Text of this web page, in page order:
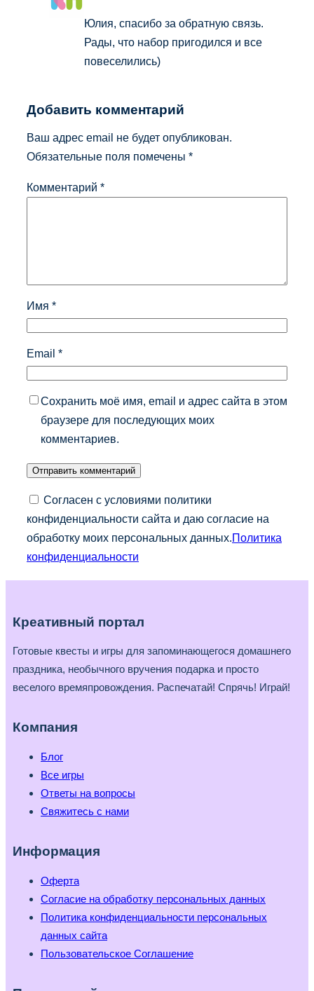
Юлия, спасибо за обратную связь.
Рады, что набор пригодился и все
повеселились)
Добавить комментарий
Ваш адрес email не будет опубликован.
Обязательные поля помечены *
Комментарий *
Имя *
Email *
Сохранить моё имя, email и адрес сайта в этом
браузере для последующих моих
комментариев.
Согласен с условиями политики
конфиденциальности сайта и даю согласие на
обработку моих персональных данных.Политика
конфиденциальности
Креативный портал
Готовые квесты и игры для запоминающегося домашнего
праздника, необычного вручения подарка и просто
веселого времяпровождения. Распечатай! Спрячь! Играй!
Компания
Блог
Все игры
Ответы на вопросы
Свяжитесь с нами
Информация
Оферта
Согласие на обработку персональных данных
Политика конфиденциальности персональных
данных сайта
Пользовательское Соглашение